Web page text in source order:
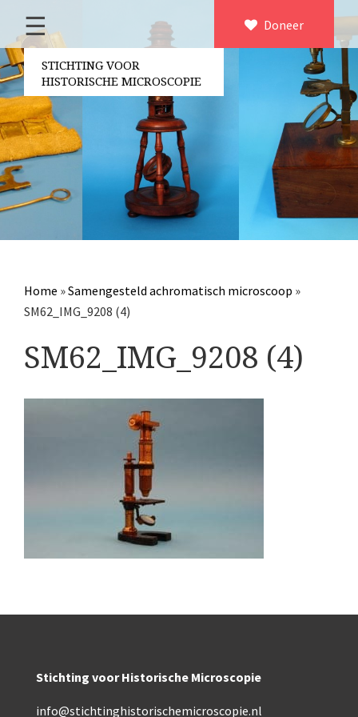
×
Home
Over ons
Contact
Bestuur
Vrijwilligers
Partners
Jaarverslagen
Microscopen
Overige optische instrumenten
Elektrische meetapparatuur
Boeken
Divers
Makers
Images
Culpeper (ca. 1735)
Cuff (ca. 1745)
volgens Culpeper (1750-1780)
Doneer
☰
STICHTING VOOR
HISTORISCHE MICROSCOPIE
Home »Samengesteld achromatisch microscoop »
SM62_IMG_9208 (4)
SM62_IMG_9208 (4)
Stichting voor Historische Microscopie
info@stichtinghistorischemicroscopie.nl